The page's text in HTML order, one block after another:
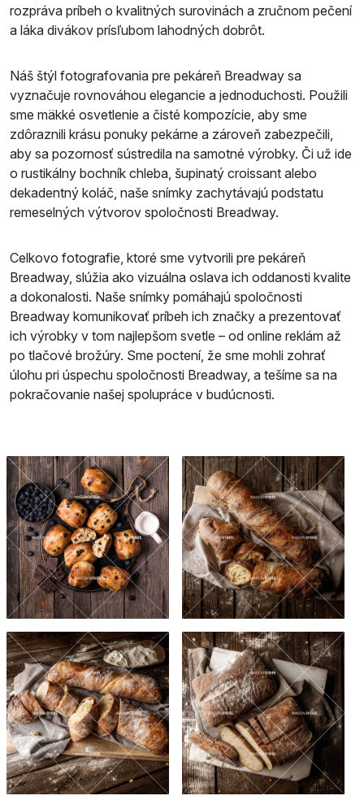
rozpráva príbeh o kvalitných surovinách a zručnom pečení
a láka divákov prísľubom lahodných dobrôt.
Náš štýl fotografovania pre pekáreň Breadway sa
vyznačuje rovnováhou elegancie a jednoduchosti. Použili
sme mäkké osvetlenie a čisté kompozície, aby sme
zdôraznili krásu ponuky pekárne a zároveň zabezpečili,
aby sa pozornosť sústredila na samotné výrobky. Či už ide
o rustikálny bochník chleba, šupinatý croissant alebo
dekadentný koláč, naše snímky zachytávajú podstatu
remeselných výtvorov spoločnosti Breadway.
Celkovo fotografie, ktoré sme vytvorili pre pekáreň
Breadway, slúžia ako vizuálna oslava ich oddanosti kvalite
a dokonalosti. Naše snímky pomáhajú spoločnosti
Breadway komunikovať príbeh ich značky a prezentovať
ich výrobky v tom najlepšom svetle – od online reklám až
po tlačové brožúry. Sme poctení, že sme mohli zohrať
úlohu pri úspechu spoločnosti Breadway, a tešíme sa na
pokračovanie našej spolupráce v budúcnosti.